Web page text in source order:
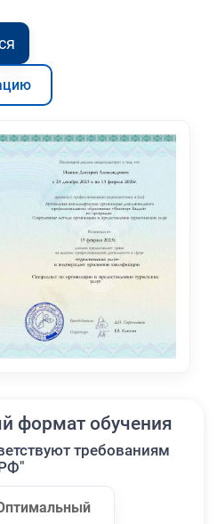
формат обучения
требованиям